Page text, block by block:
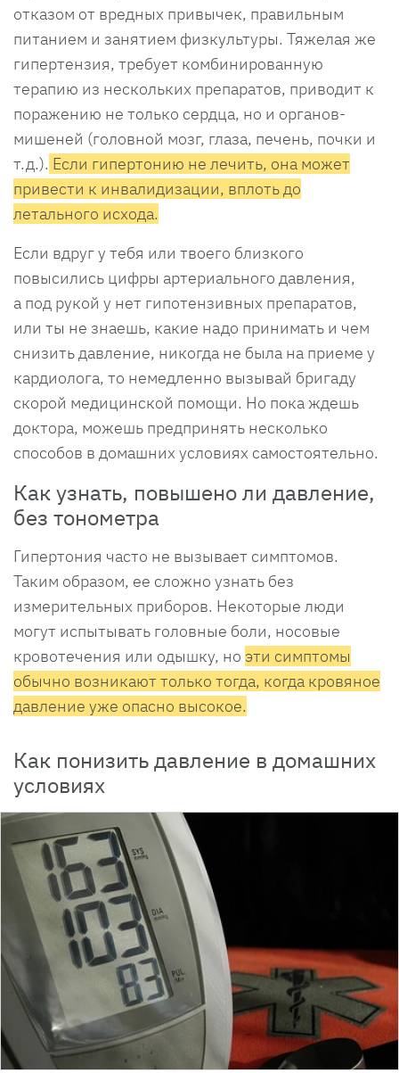
отказом от вредных привычек, правильным
питанием и занятием физкультуры. Тяжелая же
гипертензия, требует комбинированную
терапию из нескольких препаратов, приводит к
поражению не только сердца, но и органов-
мишеней (головной мозг, глаза, печень, почки и
т.д.). Если гипертонию не лечить, она может
привести к инвалидизации, вплоть до
летального исхода.
Если вдруг у тебя или твоего близкого
повысились цифры артериального давления,
а под рукой у нет гипотензивных препаратов,
или ты не знаешь, какие надо принимать и чем
снизить давление, никогда не была на приеме у
кардиолога, то немедленно вызывай бригаду
скорой медицинской помощи. Но пока ждешь
доктора, можешь предпринять несколько
способов в домашних условиях самостоятельно.
Как узнать, повышено ли давление,
без тонометра
Гипертония часто не вызывает симптомов.
Таким образом, ее сложно узнать без
измерительных приборов. Некоторые люди
могут испытывать головные боли, носовые
кровотечения или одышку, но эти симптомы
обычно возникают только тогда, когда кровяное
давление уже опасно высокое.
Как понизить давление в домашних
условиях